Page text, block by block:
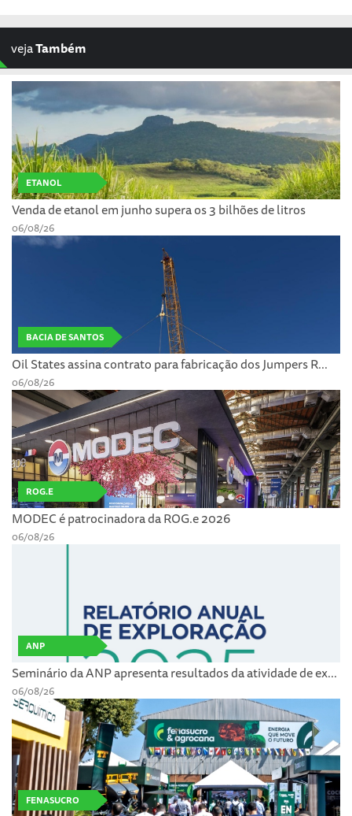
vejaTambém
ETANOL
Venda de etanol em junho supera os 3 bilhões de litros
06/08/26
BACIA DE SANTOS
Oil States assina contrato para fabricação dos Jumpers R...
06/08/26
ROG.E
MODEC é patrocinadora da ROG.e 2026
06/08/26
ANP
Seminário da ANP apresenta resultados da atividade de ex...
06/08/26
FENASUCRO